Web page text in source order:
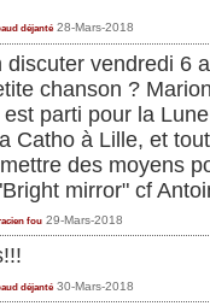
déjanté 28-Mars-2018
discuter vendredi 6
chanson ?
parti pour la
Catho à Lille, et
des moyens
mirror" cf
fou 29-Mars-2018
déjanté 30-Mars-2018